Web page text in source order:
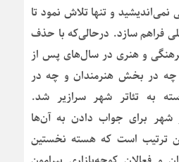
نمی‌اندیشید و تنها تلاش نمود تا
فراهم سازد. درحالی‌که با حذف
فرهنگی و هنری در سال‌های پس از
چه در بخش هنرمندان و چه در
به تئاتر شهر سرازیر شد.
شهر برای جواب دادن به آن‌ها
ترتیب است که هسته نخستین